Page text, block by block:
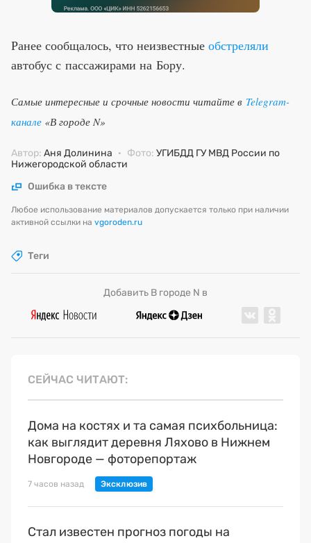
Ранее сообщалось, что неизвестные обстреляли
автобус с пассажирами на Бору.
Самые интересные и срочные новости читайте в Telegram-
канале «В городе N»
Автор: Аня Долинина · Фото: УГИБДД ГУ МВД России по
Нижегородской области
Ошибка в тексте
Любое использование материалов допускается только при наличии
активной ссылки на vgoroden.ru
Теги
Добавить В городе N в
СЕЙЧАС ЧИТАЮТ
Дома на костях и та самая психбольница:
как выглядит деревня Ляхово в Нижнем
Новгороде — фоторепортаж
7 часов назад
Стал известен прогноз погоды на